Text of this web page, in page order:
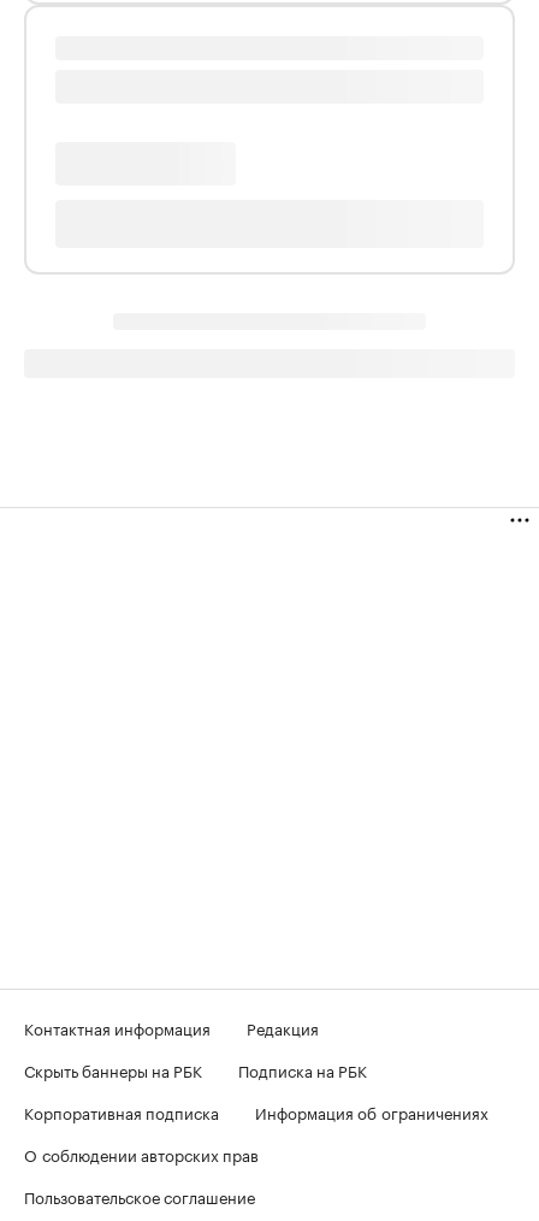
Контактная информация
Редакция
Скрыть баннеры на РБК
Подписка на РБК
Корпоративная подписка
Информация об ограничениях
О соблюдении авторских прав
Пользовательское соглашение